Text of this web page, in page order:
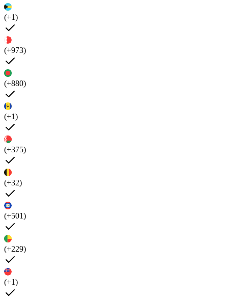
(+1)
(+973)
(+880)
(+1)
(+375)
(+32)
(+501)
(+229)
(+1)